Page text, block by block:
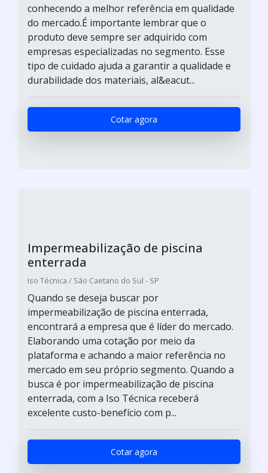
conhecendo a melhor referência em qualidade
do mercado.É importante lembrar que o
produto deve sempre ser adquirido com
empresas especializadas no segmento. Esse
tipo de cuidado ajuda a garantir a qualidade e
durabilidade dos materiais, al&eacut...
Cotar agora
Impermeabilização de piscina
enterrada
Iso Técnica / São Caetano do Sul - SP
Quando se deseja buscar por
impermeabilização de piscina enterrada,
encontrará a empresa que é líder do mercado.
Elaborando uma cotação por meio da
plataforma e achando a maior referência no
mercado em seu próprio segmento. Quando a
busca é por impermeabilização de piscina
enterrada, com a Iso Técnica receberá
excelente custo-benefício com p...
Cotar agora